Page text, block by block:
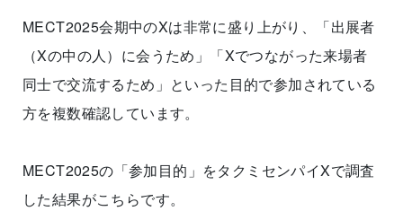
MECT2025会期中のXは非常に盛り上がり、「出展者
（Xの中の人）に会うため」「Xでつながった来場者
同士で交流するため」といった目的で参加されている
方を複数確認しています。
MECT2025の「参加目的」をタクミセンパイXで調査
した結果がこちらです。